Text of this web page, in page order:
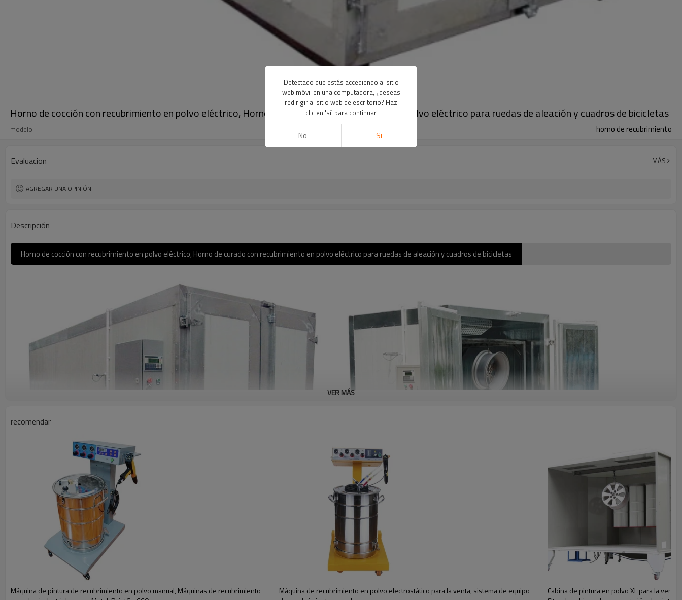
Horno de cocción con recubrimiento en polvo eléctrico, Horno de curado con recubrimiento en polvo eléctrico para ruedas de aleación y cuadros de bicicletas
modelo horno de recubrimiento
Evaluacion MÁS
AGREGAR UNA OPINIÓN
Descripción
Horno de cocción con recubrimiento en polvo eléctrico, Horno de curado con recubrimiento en polvo eléctrico para ruedas de aleación y cuadros de bicicletas
El horno de recubrimiento en polvo es un modelo muy vendido, adecuado para la mayoría de las piezas de trabajo acabadas en lotes. El estilo de calefacción eléctrica reduce la tarea
de operación y mantenimiento y crea un ambiente más limpio.
VER MÁS
recomendar
Máquina de pintura de recubrimiento en polvo manual, Máquinas de recubrimiento
Máquina de recubrimiento en polvo electrostático para la venta, sistema de equipo
Cabina de pintura en polvo XL para la
Detectado que estás accediendo al sitio
web móvil en una computadora, ¿deseas
redirigir al sitio web de escritorio? Haz
clic en 'sí' para continuar
No Si